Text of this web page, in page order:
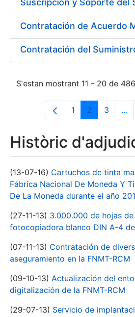
S'estan mostrant 11 - 20 de
Pàgina
1 Pàgina
2 Pàgina
3 ...
Històric
(13-07-16) Cartuchos de tinta
Fábrica Nacional De Moneda Y
De La Moneda durante el año
(27-11-13) 3.000.000 de hojas
fotocopiadora blanco DIN A-4
(07-11-13) Contratación de
aseguramiento en la FNMT-RCM
(09-10-13) Actualización del
digitalización de la FNMT-RCM
(29-07-13) Servicio de